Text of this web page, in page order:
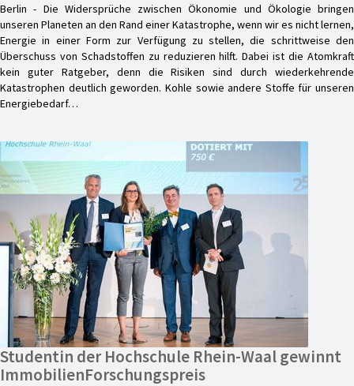
Berlin - Die Widersprüche zwischen Ökonomie und Ökologie bringen
unseren Planeten an den Rand einer Katastrophe, wenn wir es nicht lernen,
Energie in einer Form zur Verfügung zu stellen, die schrittweise den
Überschuss von Schadstoffen zu reduzieren hilft. Dabei ist die Atomkraft
kein guter Ratgeber, denn die Risiken sind durch wiederkehrende
Katastrophen deutlich geworden. Kohle sowie andere Stoffe für unseren
Energiebedarf…
Studentin der Hochschule Rhein-Waal gewinnt
ImmobilienForschungspreis